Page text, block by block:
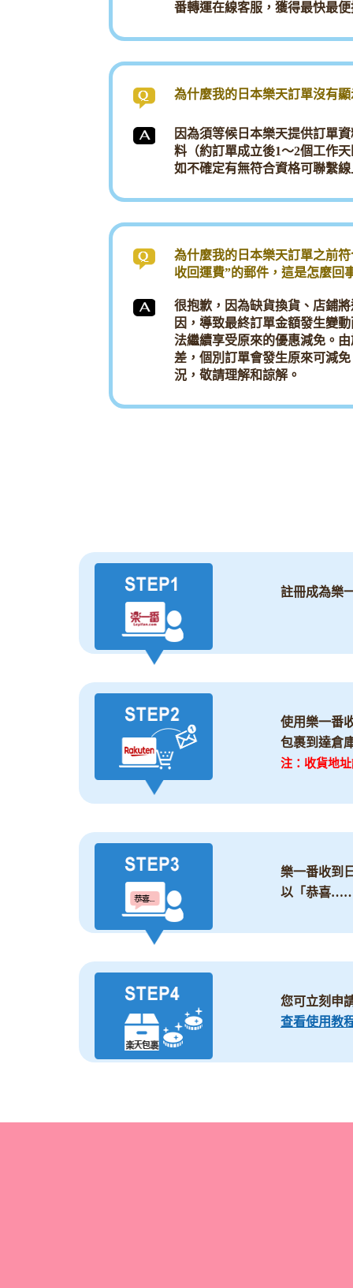
番轉運在線客服，獲得最快最
為什麼我的日本樂天訂單沒有
因為須等候日本樂天提供訂單
料（約訂單成立後1～2個工作
如不確定有無符合資格可聯繫
為什麼我的日本樂天訂單之前
收回運費”的郵件，這是怎麼回
很抱歉，因為缺貨換貨、店鋪
因，導致最終訂單金額發生變
法繼續享受原來的優惠減免。
差，個別訂單會發生原來可減
況，敬請理解和諒解。
註冊成為樂
使用樂一番
包裹到達倉
注：收貨地
樂一番收到
以「恭喜……
您可立刻申
查看使用教